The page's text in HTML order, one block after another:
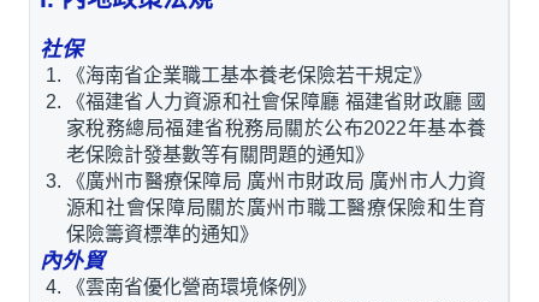
社保
《海南省企業職工基本養老保險若干規定》
《福建省人力資源和社會保障廳 福建省財政廳 國
家稅務總局福建省稅務局關於公布2022年基本養
老保險計發基數等有關問題的通知》
《廣州市醫療保障局 廣州市財政局 廣州市人力資
源和社會保障局關於廣州市職工醫療保險和生育
保險籌資標準的通知》
內外貿
《雲南省優化營商環境條例》